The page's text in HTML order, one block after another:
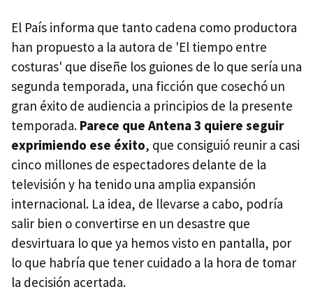
El País informa que tanto cadena como productora
han propuesto a la autora de 'El tiempo entre
costuras' que diseñe los guiones de lo que sería una
segunda temporada, una ficción que cosechó un
gran éxito de audiencia a principios de la presente
temporada. Parece que Antena 3 quiere seguir
exprimiendo ese éxito, que consiguió reunir a casi
cinco millones de espectadores delante de la
televisión y ha tenido una amplia expansión
internacional. La idea, de llevarse a cabo, podría
salir bien o convertirse en un desastre que
desvirtuara lo que ya hemos visto en pantalla, por
lo que habría que tener cuidado a la hora de tomar
la decisión acertada.